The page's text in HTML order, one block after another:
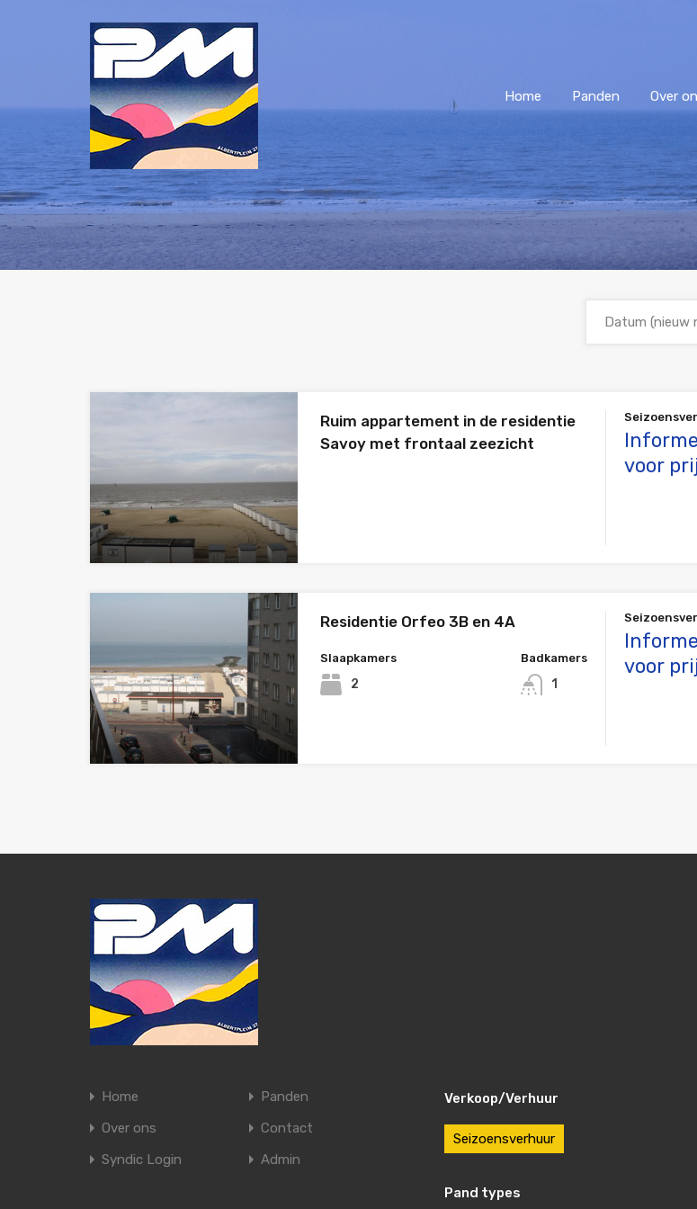
Home Panden Over
Datum (nieuw
Ruim appartement in de residentie
Savoy met frontaal zeezicht
voor
Residentie Orfeo 3B en 4A
Slaapkamers
2
Badkamers
1
voor
Home
Panden
Over ons
Contact
Syndic Login
Admin
Verkoop/Verhuur
Seizoensverhuur
Pand types